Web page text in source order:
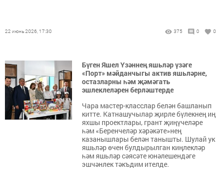
22 июнь 2026, 17:30 375 0 0
Бүген Яшел Үзәннең яшьләр үзәге
«Порт» мәйданчыгы актив яшьләрне,
остазларны һәм җәмәгать
эшлеклеләрен берләштерде
Чара мастер-класслар белән башланып
китте. Катнашучылар җирле бүлекнең иң
яхшы проектлары, грант җиңүчеләре
һәм «Беренчеләр хәрәкәте»нең
казанышлары белән танышты. Шулай ук
яшьләр өчен булдырылган киңлекләр
һәм яшьләр сәясәте юнәлешендәге
эшчәнлек тәкъдим ителде.